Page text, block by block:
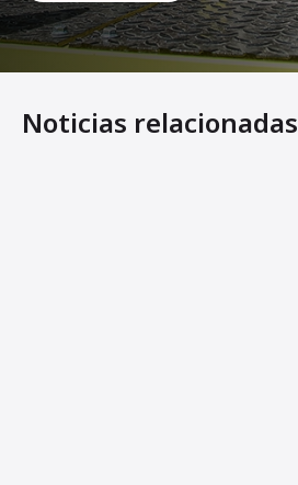
Noticias relacionadas